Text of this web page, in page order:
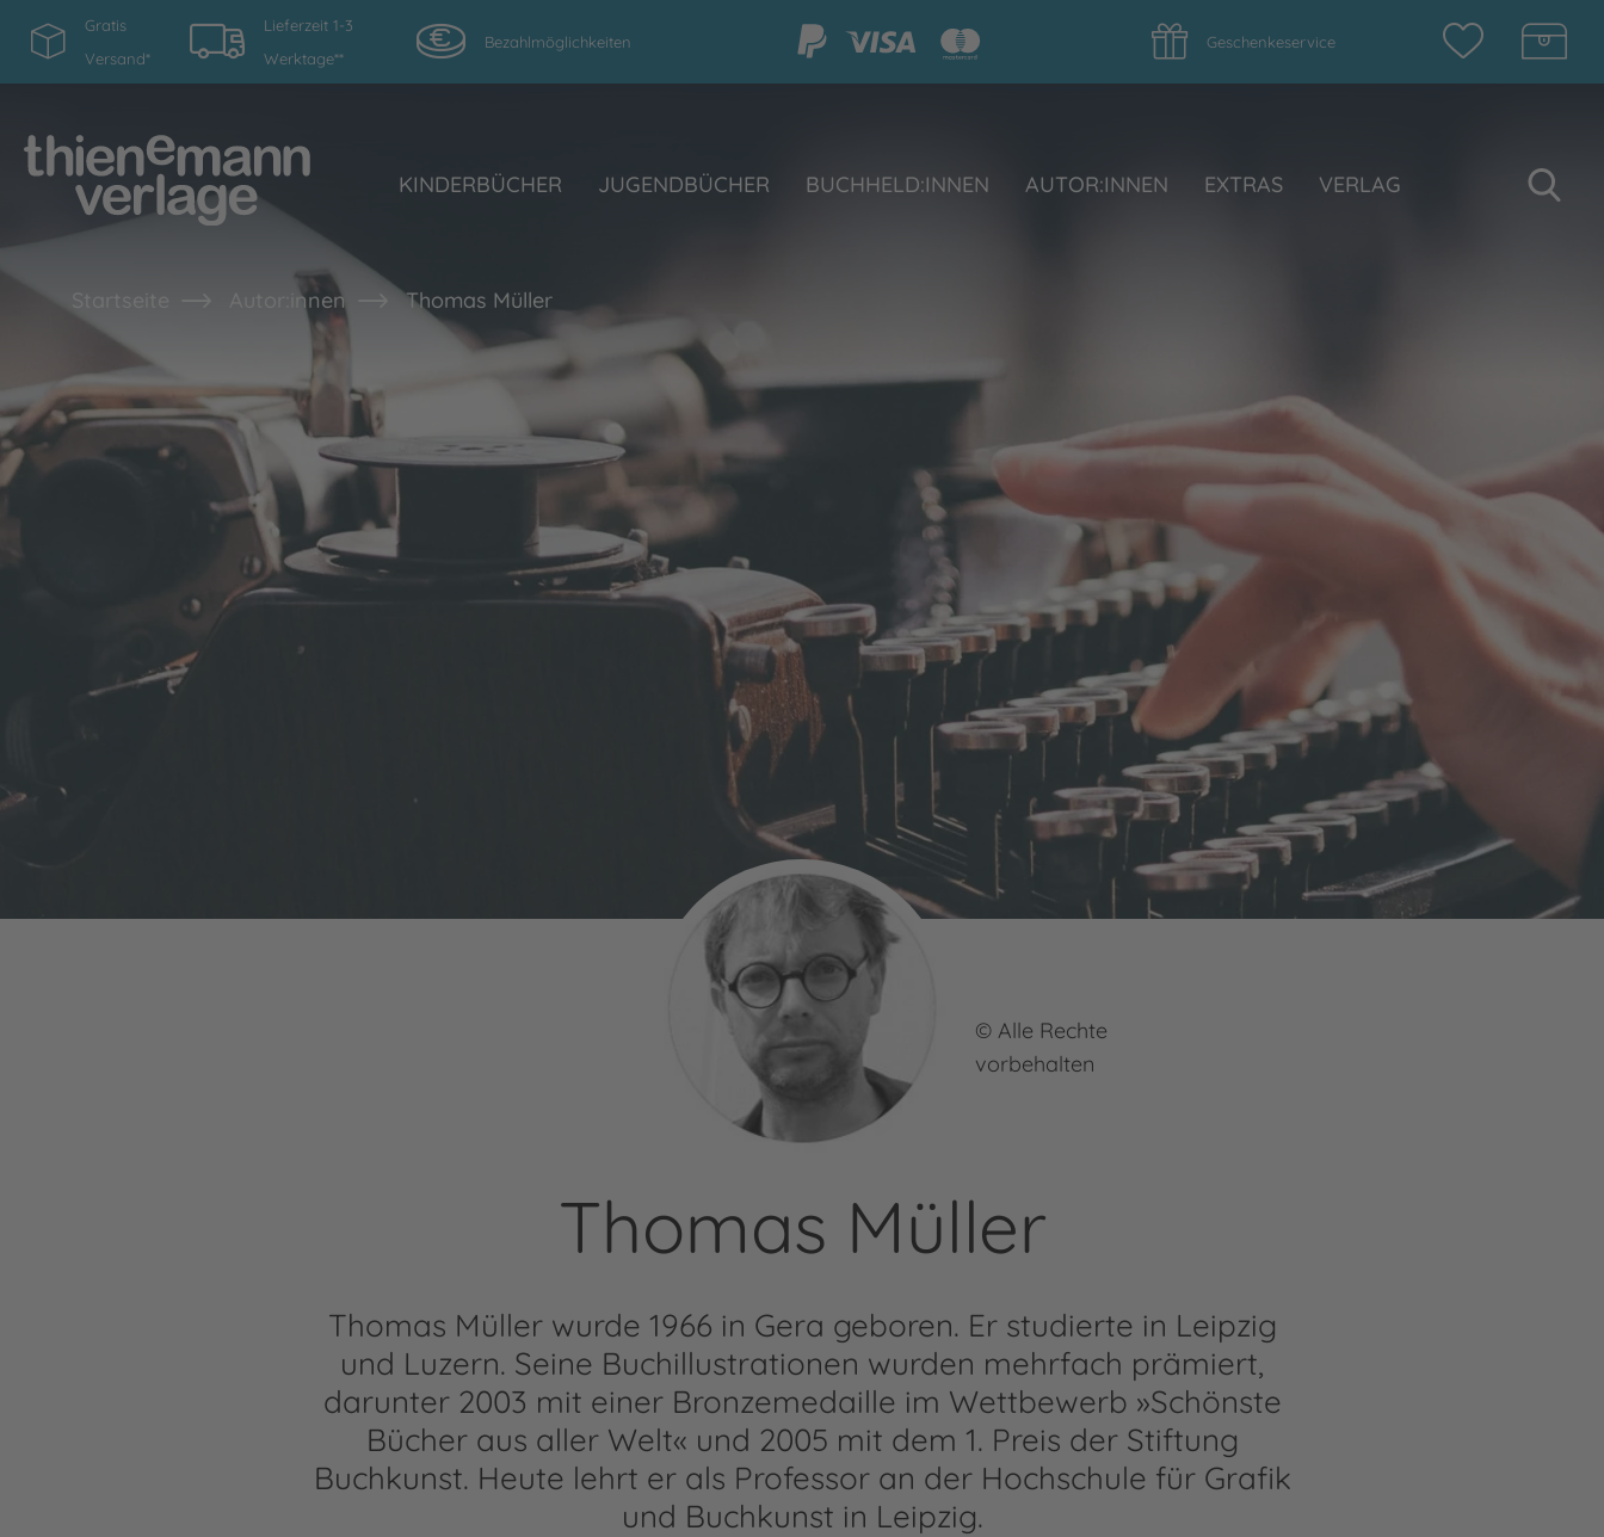
Gratis
Versand*
Lieferzeit 1-3
Werktage**
Bezahlmöglichkeiten Geschenkeservice
KINDERBÜCHER JUGENDBÜCHER BUCHHELD:INNEN AUTOR:INNEN EXTRAS VERLAG
Startseite Autor:innen Thomas Müller
© Alle Rechte
vorbehalten
Thomas Müller
Thomas Müller wurde 1966 in Gera geboren. Er studierte in Leipzig
und Luzern. Seine Buchillustrationen wurden mehrfach prämiert,
darunter 2003 mit einer Bronzemedaille im Wettbewerb »Schönste
Bücher aus aller Welt« und 2005 mit dem 1. Preis der Stiftung
Buchkunst. Heute lehrt er als Professor an der Hochschule für Grafik
und Buchkunst in Leipzig.